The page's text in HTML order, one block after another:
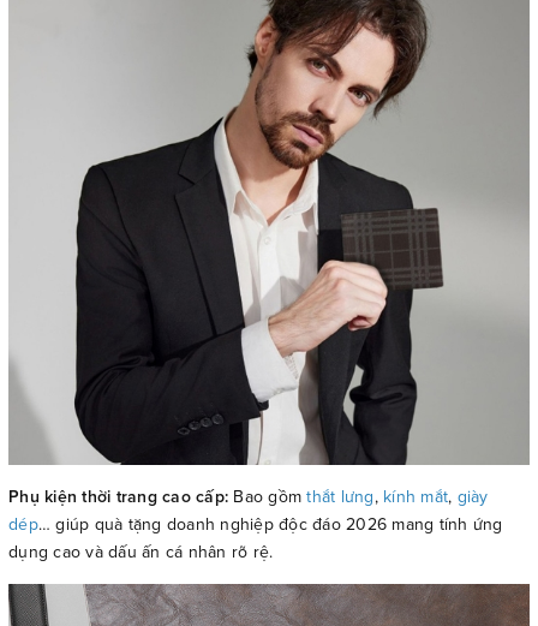
Phụ kiện thời trang cao cấp: Bao gồmthắt lưng, kính mắt, giày
dép… giúp quà tặng doanh nghiệp độc đáo 2026 mang tính ứng
dụng cao và dấu ấn cá nhân rõ rệ.